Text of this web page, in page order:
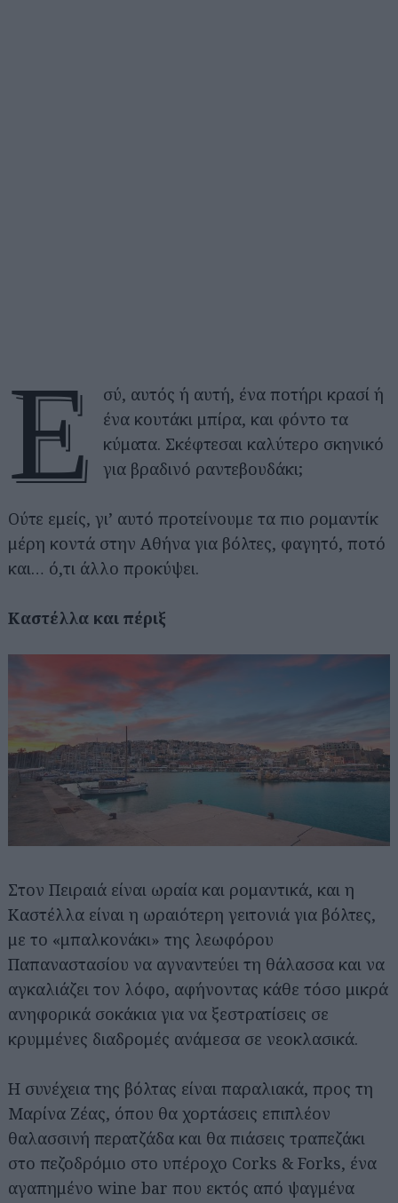
Ε
σύ, αυτός ή αυτή, ένα ποτήρι κρασί ή
ένα κουτάκι μπίρα, και φόντο τα
κύματα. Σκέφτεσαι καλύτερο σκηνικό
για βραδινό ραντεβουδάκι;
Ούτε εμείς, γι’ αυτό προτείνουμε τα πιο ρομαντίκ
μέρη κοντά στην Αθήνα για βόλτες, φαγητό, ποτό
και… ό,τι άλλο προκύψει.
Καστέλλα και πέριξ
Στον Πειραιά είναι ωραία και ρομαντικά, και η
Καστέλλα είναι η ωραιότερη γειτονιά για βόλτες,
με το «μπαλκονάκι» της λεωφόρου
Παπαναστασίου να αγναντεύει τη θάλασσα και να
αγκαλιάζει τον λόφο, αφήνοντας κάθε τόσο μικρά
ανηφορικά σοκάκια για να ξεστρατίσεις σε
κρυμμένες διαδρομές ανάμεσα σε νεοκλασικά.
H συνέχεια της βόλτας είναι παραλιακά, προς τη
Μαρίνα Ζέας, όπου θα χορτάσεις επιπλέον
θαλασσινή περατζάδα και θα πιάσεις τραπεζάκι
στο πεζοδρόμιο στο υπέροχο Corks & Forks, ένα
αγαπημένο wine bar που εκτός από ψαγμένα